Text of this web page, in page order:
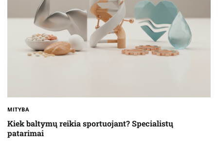
MITYBA
Kiek baltymų reikia sportuojant? Specialistų
patarimai